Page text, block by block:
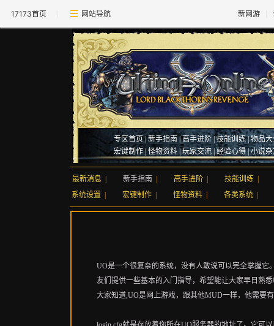
17173首页 网站导航 新网游
专区首页|新手指南 |高手进阶 |技能训练|物品
宏键制作| 怪物资料 |玩家交流 |经验心得|小说
最新消息 新手指南 高手进阶 技能训练
系统设置
宏键制作 怪物资料 各类系统
UO是一个很复杂的系统，没有人敢说可以完全掌握
友们提供一些基本的入门指导，希望能让大家早日熟
大家知道,UO是网上游戏，跟其他MUD一样，他需要